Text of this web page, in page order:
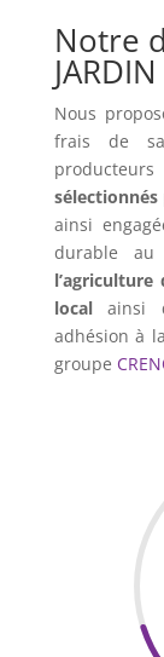
Notre
JARDIN
Nous
frais de
sélectionnés
ainsi
durable
localainsi
adhésion à
groupe